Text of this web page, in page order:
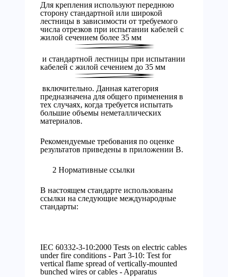
Для крепления используют переднюю
сторону стандартной или широкой
лестницы в зависимости от требуемого
числа отрезков при испытании кабелей с
жилой сечением более 35 мм
и стандартной лестницы при испытании
кабелей с жилой сечением до 35 мм
включительно. Данная категория
предназначена для общего применения в
тех случаях, когда требуется испытать
большие объемы неметаллических
материалов.
Рекомендуемые требования по оценке
результатов приведены в приложении В.
2 Нормативные ссылки
В настоящем стандарте использованы
ссылки на следующие международные
стандарты:
IEC 60332-3-10:2000 Tests on electric cables
under fire conditions - Part 3-10: Test for
vertical flame spread of vertically-mounted
bunched wires or cables - Apparatus